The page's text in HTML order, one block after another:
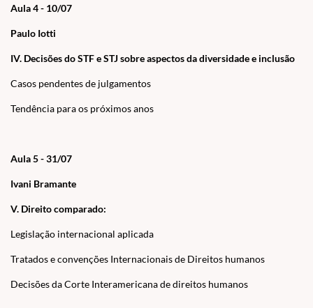
Aula 4 - 10/07
Paulo Iotti
IV. Decisões do STF e STJ sobre aspectos da diversidade e inclusão
Casos pendentes de julgamentos
Tendência para os próximos anos
Aula 5 - 31/07
Ivani Bramante
V. Direito comparado:
Legislação internacional aplicada
Tratados e convenções Internacionais de Direitos humanos
Decisões da Corte Interamericana de direitos humanos